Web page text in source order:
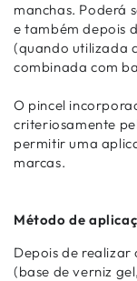
manchas. Poderá
e também depois
(quando utilizada
combinada com
O pincel
criteriosamente
permitir uma
marcas.
Método de
Depois de
(base de verniz